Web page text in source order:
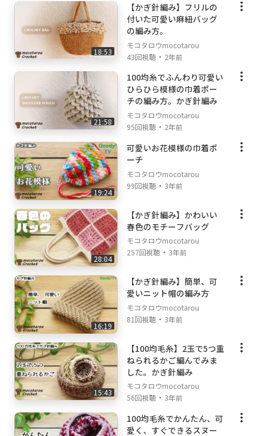
縦57㎝、横97㎝
※動画では横を79㎝って言っていますが97㎝で
18:53
【かぎ針編み】フリルの
付いた可愛い麻紐バッグ
の編み方。
モコタロウmocotarou
43回視聴 ・ 2年前
21:58
100均糸でふんわり可愛い
ひらひら模様の巾着ポー
チの編み方。かぎ針編み
モコタロウmocotarou
95回視聴 ・ 2年前
19:24
可愛いお花模様の巾着ポ
ーチ
モコタロウmocotarou
99回視聴 ・ 3年前
28:04
【かぎ針編み】かわいい
春色のモチーフバッグ
モコタロウmocotarou
257回視聴 ・ 3年前
16:19
【かぎ針編み】簡単、可
愛いニット帽の編み方
モコタロウmocotarou
81回視聴 ・ 3年前
15:43
【100均毛糸】2玉で5つ重
ねられるかご編んでみま
した。かぎ針編み
モコタロウmocotarou
56回視聴 ・ 3年前
100均毛糸でかんたん、可
愛く、すぐできるスヌー